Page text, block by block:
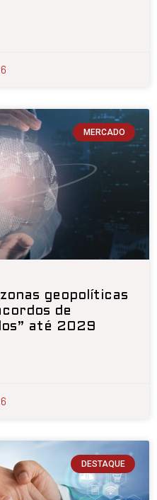
MERCADO
geopolíticas
de
até 2029
DESTAQUE